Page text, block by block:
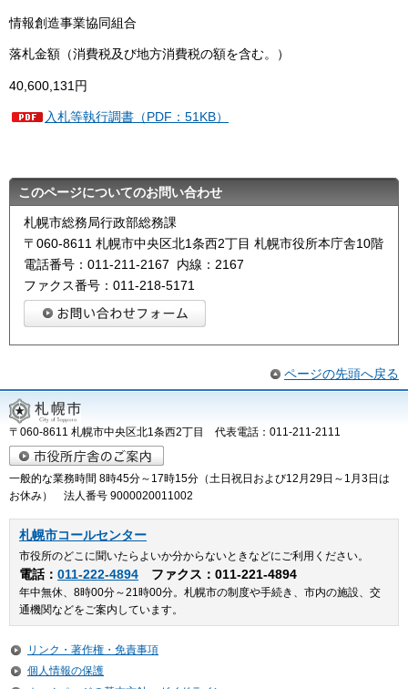
情報創造事業協同組合
落札金額（消費税及び地方消費税の額を含む。）
40,600,131円
入札等執行調書（PDF：51KB）
このページについてのお問い合わせ
札幌市総務局行政部総務課
〒060-8611 札幌市中央区北1条西2丁目 札幌市役所本庁舎10階
電話番号：011-211-2167 内線：2167
ファクス番号：011-218-5171
ページの先頭へ戻る
〒060-8611 札幌市中央区北1条西2丁目 代表電話：011-211-2111
一般的な業務時間 8時45分～17時15分（土日祝日および12月29日～1月3日は
お休み） 法人番号 9000020011002
札幌市コールセンター
市役所のどこに聞いたらよいか分からないときなどにご利用ください。
電話： 011-222-4894 ファクス：011-221-4894
年中無休、8時00分～21時00分。札幌市の制度や手続き、市内の施設、交
通機関などをご案内しています。
リンク・著作権・免責事項
個人情報の保護